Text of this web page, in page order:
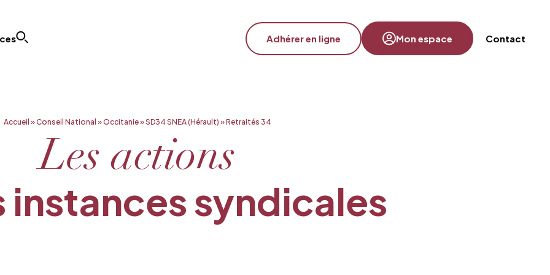
Adhérer en ligne Mon espace Contact
Accueil »Conseil National »Occitanie»SD34 SNEA (Hérault) »Retraités 34
Les actions
instances syndicales